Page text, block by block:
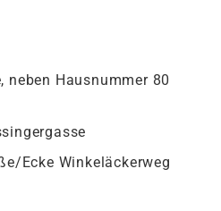
neben Hausnummer 80
Ecke Winkeläckerweg